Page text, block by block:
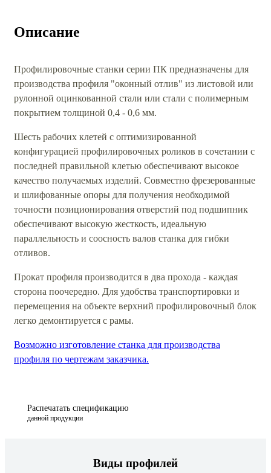
Описание
Профилировочные станки серии ПК предназначены для
производства профиля "оконный отлив" из листовой или
рулонной оцинкованной стали или стали с полимерным
покрытием толщиной 0,4 - 0,6 мм.
Шесть рабочих клетей с оптимизированной
конфигурацией профилировочных роликов в сочетании с
последней правильной клетью обеспечивают высокое
качество получаемых изделий. Совместно фрезерованные
и шлифованные опоры для получения необходимой
точности позиционирования отверстий под подшипник
обеспечивают высокую жесткость, идеальную
параллельность и соосность валов станка для гибки
отливов.
Прокат профиля производится в два прохода - каждая
сторона поочередно. Для удобства транспортировки и
перемещения на объекте верхний профилировочный блок
легко демонтируется с рамы.
Возможно изготовление станка для производства
профиля по чертежам заказчика.
Распечатать спецификацию
данной продукции
Виды профилей